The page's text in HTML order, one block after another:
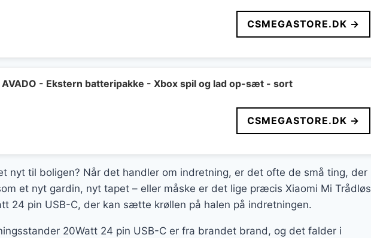
CSMEGASTORE.DK →
AVADO - Ekstern batteripakke - Xbox spil og lad op-sæt - sort
CSMEGASTORE.DK →
nyt til boligen? Når det handler om indretning, er det ofte de små ting, der
et nyt gardin, nyt tapet – eller måske er det lige præcis Xiaomi Mi Trådløs
24 pin USB-C, der kan sætte krøllen på halen på indretningen.
20Watt 24 pin USB-C er fra brandet brand, og det falder i